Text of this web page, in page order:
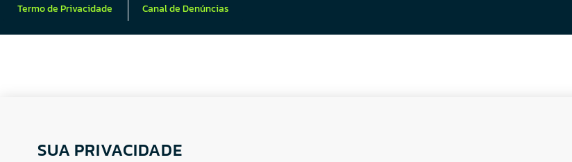
Termo de Privacidade Canal de Denúncias
SUA PRIVACIDADE